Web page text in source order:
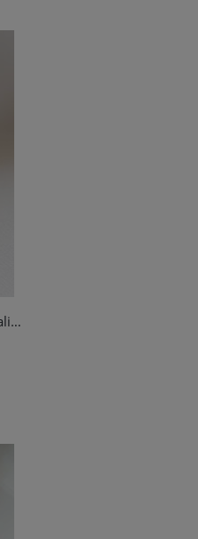
Bransoletka delikatna z turkusowymi koralikami stal szlachetna